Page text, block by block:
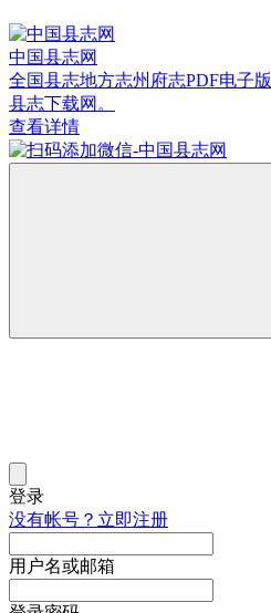
中国县志网
全国县志地方志州府志PDF电子版
县志下载网。
查看详情
登录
没有帐号？立即注册
用户名或邮箱